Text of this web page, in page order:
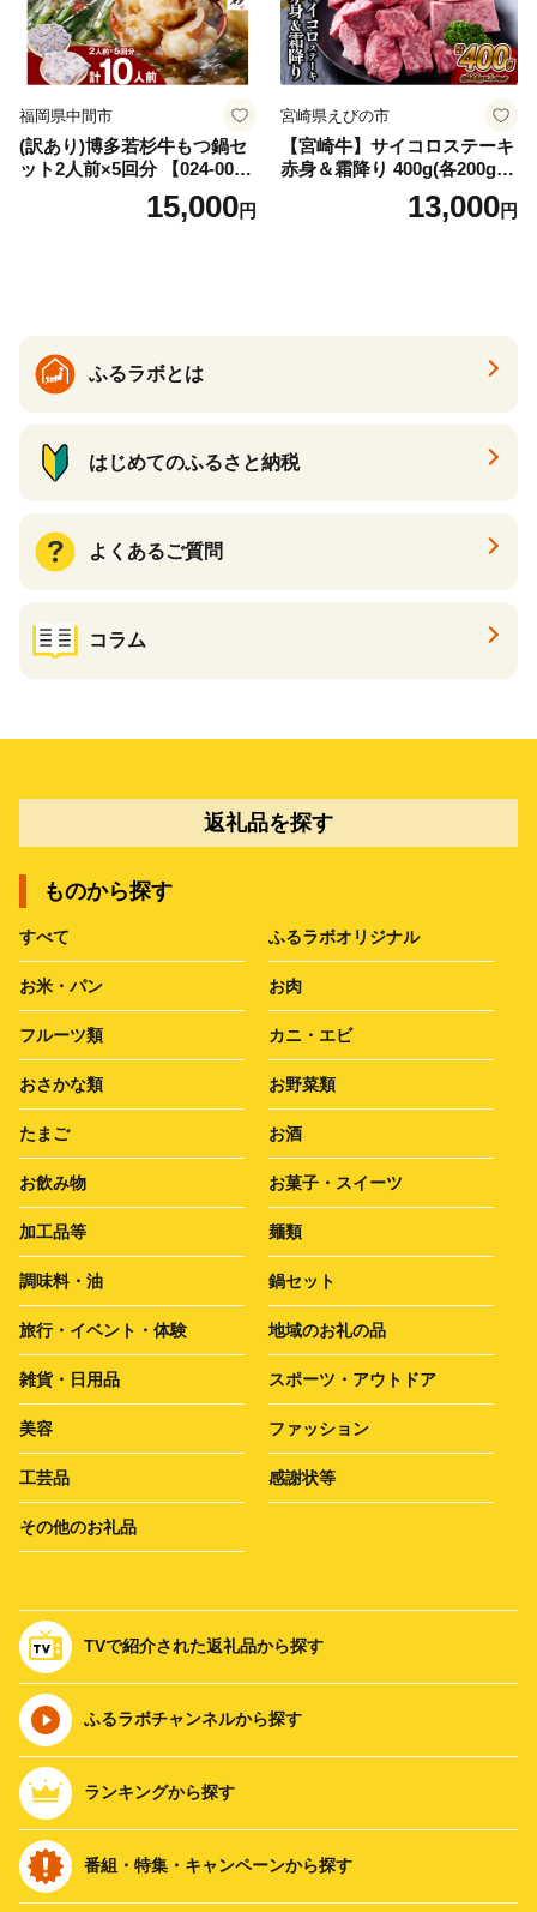
福岡県中間市
(訳あり)博多若杉牛もつ鍋セ
ット2人前×5回分 【024-002
15,000円
宮崎県えびの市
【宮崎牛】サイコロステーキ
赤身＆霜降り 400g(各200g×
１P 計2P) 真空パック 冷凍
13,000円
ふるラボとは
はじめてのふるさと納税
よくあるご質問
コラム
返礼品を探す
ものから探す
すべて ふるラボオリジナル
お米・パン お肉
フルーツ類 カニ・エビ
おさかな類 お野菜類
たまご お酒
お飲み物 お菓子・スイーツ
加工品等 麺類
調味料・油 鍋セット
旅行・イベント・体験 地域のお礼の品
雑貨・日用品 スポーツ・アウトドア
美容 ファッション
工芸品 感謝状等
その他のお礼品
TVで紹介された返礼品から探す
ふるラボチャンネルから探す
ランキングから探す
番組・特集・キャンペーンから探す